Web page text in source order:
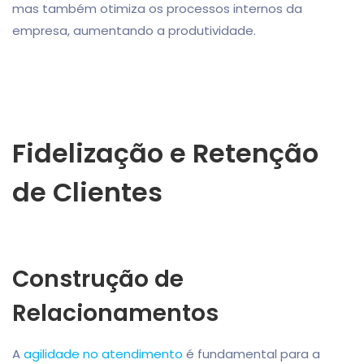
mas também otimiza os processos internos da
empresa, aumentando a produtividade.
Fidelização e Retenção
de Clientes
Construção de
Relacionamentos
Aagilidade no atendimento é fundamental para a